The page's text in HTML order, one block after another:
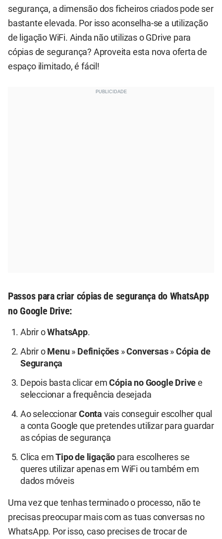
segurança, a dimensão dos ficheiros criados pode ser
bastante elevada. Por isso aconselha-se a utilização
de ligação WiFi. Ainda não utilizas o GDrive para
cópias de segurança? Aproveita esta nova oferta de
espaço ilimitado, é fácil!
Passos para criar cópias de segurança do WhatsApp
no Google Drive:
Abrir oWhatsApp.
Abrir o Menu» Definições »Conversas»Cópia de
Segurança
Depois basta clicar emCópia no Google Drive e
seleccionar a frequência desejada
Ao seleccionar Conta vais conseguir escolher qual
a conta Google que pretendes utilizar para guardar
as cópias de segurança
Clica emTipo de ligação para escolheres se
queres utilizar apenas em WiFi ou também em
dados móveis
Uma vez que tenhas terminado o processo, não te
precisas preocupar mais com as tuas conversas no
WhatsApp. Por isso, caso precises de trocar de